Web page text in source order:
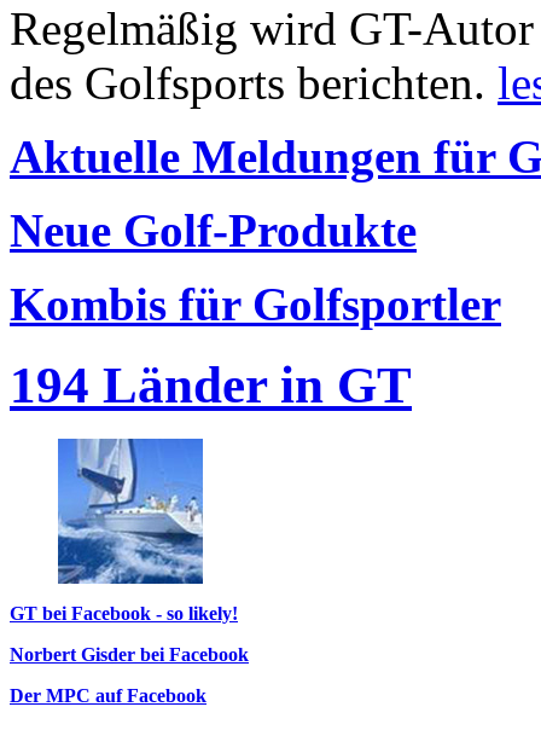
Regelmäßig wird GT-
des Golfsports berichten.
Aktuelle Meldungen für
Neue Golf-Produkte
Kombis für Golfsportler
194 Länder in GT
GT bei Facebook - so likely!
Norbert Gisder bei Facebook
Der MPC auf Facebook